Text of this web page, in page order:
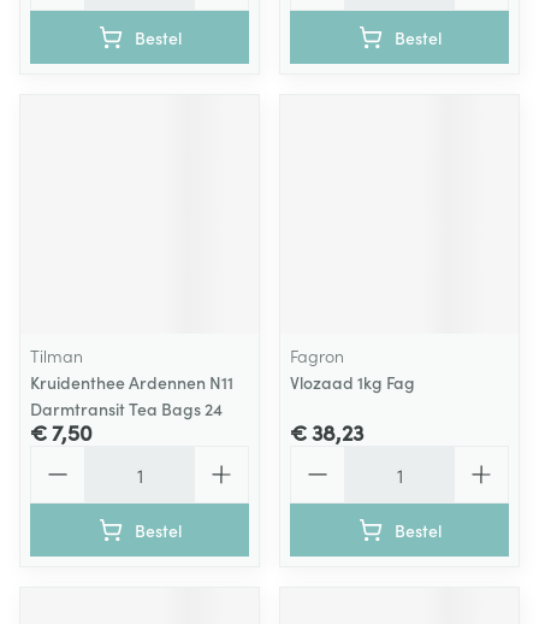
Bestel Bestel
Tilman
Kruidenthee Ardennen N11
Darmtransit Tea Bags 24
€ 7,50
Bestel
Fagron
Vlozaad 1kg Fag
€ 38,23
Bestel